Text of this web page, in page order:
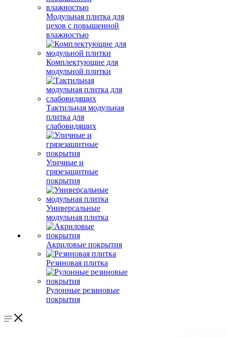
Модульная плитка для
цехов с повышенной
влажностью
Комплектующие для
модульной плитки
Тактильная модульная
плитка для
слабовидящих
Уличные и
грязезащитные
покрытия
Универсальные
модульная плитка
Акриловые покрытия
Резиновая плитка
Рулонные резиновые
покрытия